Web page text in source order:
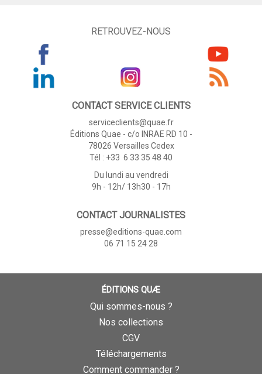
RETROUVEZ-NOUS
CONTACT SERVICE CLIENTS
serviceclients@quae.fr
Éditions Quae - c/o INRAE RD 10 -
78026 Versailles Cedex
Tél : +33 6 33 35 48 40
Du lundi au vendredi
9h - 12h/ 13h30 - 17h
CONTACT JOURNALISTES
presse@editions-quae.com
06 71 15 24 28
ÉDITIONS QUÆ
Qui sommes-nous ?
Nos collections
CGV
Téléchargements
Comment commander ?